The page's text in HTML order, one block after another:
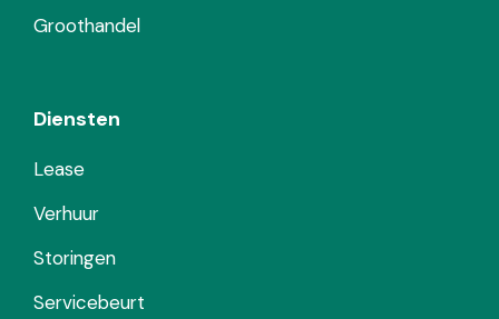
Groothandel
Diensten
Lease
Verhuur
Storingen
Servicebeurt